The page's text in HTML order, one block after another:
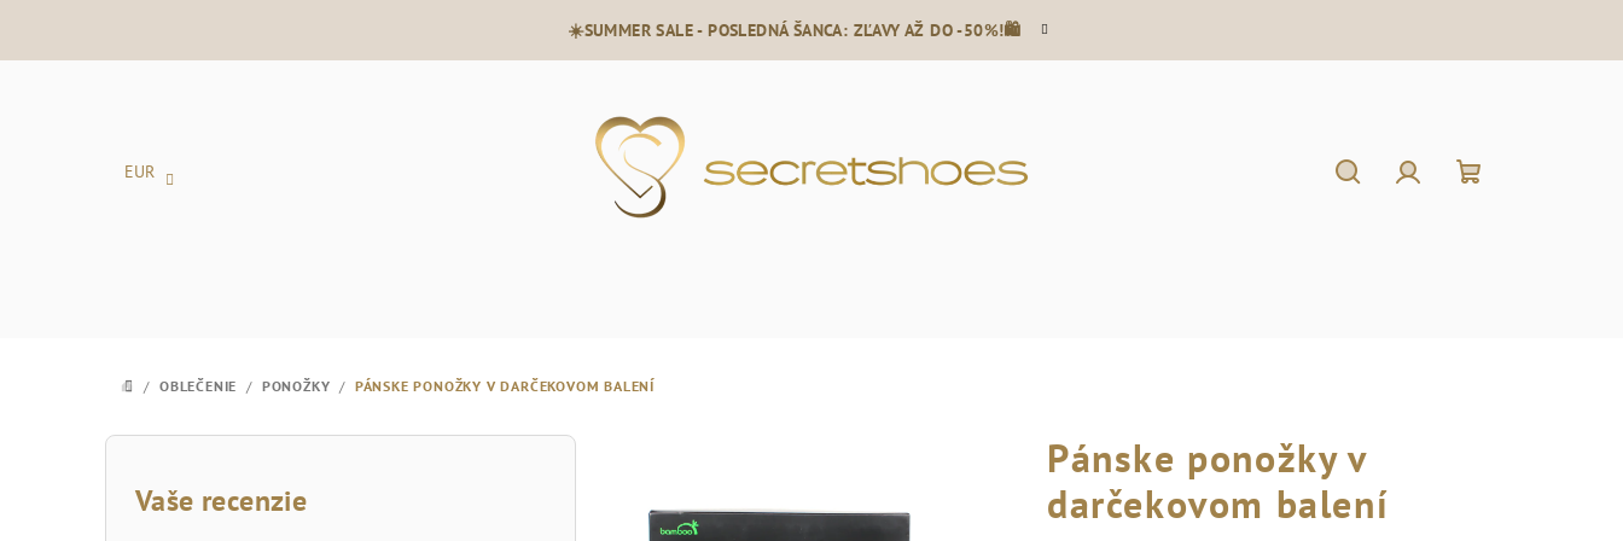
☀️SUMMER SALE - POSLEDNÁ ŠANCA: ZĽAVY AŽ DO -50%!🛍️
EUR
DOMOV
/ OBLEČENIE / PONOŽKY / PÁNSKE PONOŽKY V DARČEKOVOM BALENÍ
B
Vaše recenzie
Pánske ponožky v
darčekovom balení